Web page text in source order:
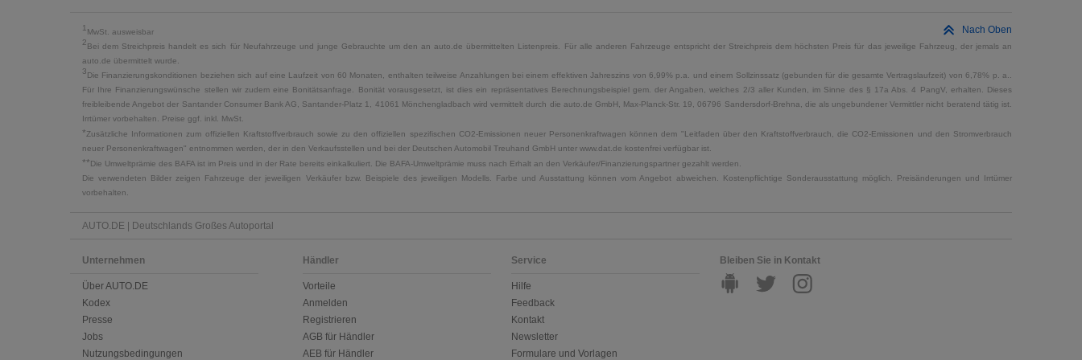
Nach Oben
1 MwSt. ausweisbar
2Bei dem Streichpreis handelt es sich für Neufahrzeuge und junge Gebrauchte um den an auto.de übermittelten Listenpreis. Für alle anderen Fahrzeuge entspricht der Streichpreis dem höchsten Preis für das jeweilige Fahrzeug, der jemals an
auto.de übermittelt wurde.
3Die Finanzierungskonditionen beziehen sich auf eine Laufzeit von 60 Monaten, enthalten teilweise Anzahlungen bei einem effektiven Jahreszins von 6,99% p.a. und einem Sollzinssatz (gebunden für die gesamte Vertragslaufzeit) von 6,78% p. a..
Für Ihre Finanzierungswünsche stellen wir zudem eine Bonitätsanfrage. Bonität vorausgesetzt, ist dies ein repräsentatives Berechnungsbeispiel gem. der Angaben, welches 2/3 aller Kunden, im Sinne des § 17a Abs. 4 PangV, erhalten. Dieses
freibleibende Angebot der Santander Consumer Bank AG, Santander-Platz 1, 41061 Mönchengladbach wird vermittelt durch die auto.de GmbH, Max-Planck-Str. 19, 06796 Sandersdorf-Brehna, die als ungebundener Vermittler nicht beratend tätig ist.
Irrtümer vorbehalten. Preise ggf. inkl. MwSt.
*Zusätzliche Informationen zum offiziellen Kraftstoffverbrauch sowie zu den offiziellen spezifischen CO2-Emissionen neuer Personenkraftwagen können dem "Leitfaden über den Kraftstoffverbrauch, die CO2-Emissionen und den Stromverbrauch
neuer Personenkraftwagen" entnommen werden, der in den Verkaufsstellen und bei der Deutschen Automobil Treuhand GmbH unter www.dat.de kostenfrei verfügbar ist.
**Die Umweltprämie des BAFA ist im Preis und in der Rate bereits einkalkuliert. Die BAFA-Umweltprämie muss nach Erhalt an den Verkäufer/Finanzierungspartner gezahlt werden.
Die verwendeten Bilder zeigen Fahrzeuge der jeweiligen Verkäufer bzw. Beispiele des jeweiligen Modells. Farbe und Ausstattung können vom Angebot abweichen. Kostenpflichtige Sonderausstattung möglich. Preisänderungen und Irrtümer
vorbehalten.
AUTO.DE | Deutschlands Großes Autoportal
Unternehmen
Über AUTO.DE
Kodex
Presse
Jobs
Nutzungsbedingungen
Händler
Vorteile
Anmelden
Registrieren
AGB für Händler
AEB für Händler
Service
Hilfe
Feedback
Kontakt
Newsletter
Formulare und Vorlagen
Bleiben Sie in Kontakt